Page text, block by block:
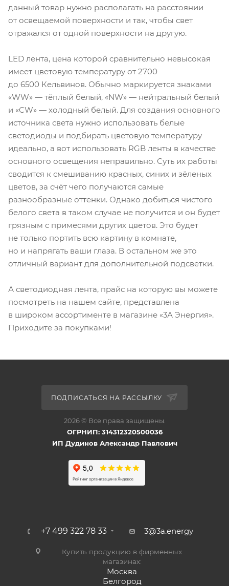
данный товар нужно располагать на расстоянии
от освещаемой поверхности и так, чтобы свет
отражался от одной поверхности на другую.
LED лента, цена которой сравнительно невысокая
имеет цветовую температуру от 2700
до 6500 Кельвинов. Обычно маркируется знаками
«WW» — тёплый белый, «NW» — нейтральный белый
и «CW» — холодный белый. Для создания основного
источника света нужно использовать белые
светодиоды и подбирать цветовую температуру
идеально, а вот использовать RGB ленты в качестве
основного освещения неправильно. Суть их работы
сводится к смешиванию красных, синих и зёленых
цветов, за счёт чего получаются самые
разнообразные оттенки. Однако добиться чистого
белого света в таком случае не получится и он будет
грязным с примесями других цветов. Это будет
не только портить всю картину в комнате,
но и напрягать ваши глаза. В остальном же это
отличный вариант для дополнительной подсветки.
А светодиодная лента, прайс на которую вы можете
посмотреть на нашем сайте, представлена
в широком ассортименте в магазине «3А Энергия».
Приходите за покупками!
ПОДПИСАТЬСЯ НА РАССЫЛКУ
2026 © Все права защищены.
ОГРНИП: 314312320500036
ИП Дудинов Александр Павлович
+7 499 322 78 33 3@3a.energy
Купить продукцию в фирменных
магазинах:
Москва
Белгород